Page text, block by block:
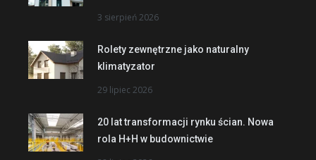
3 sierpień 2026
Rolety zewnętrzne jako naturalny
klimatyzator
29 lipiec 2026
20 lat transformacji rynku ścian. Nowa
rola H+H w budownictwie